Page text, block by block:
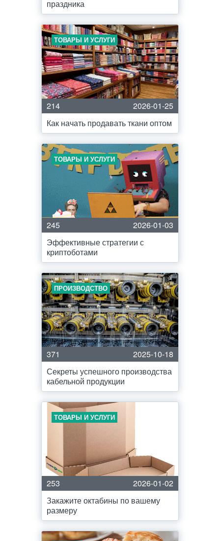
праздника
ТОВАРЫ И УСЛУГИ
214
2026-01-25
Как начать продавать ткани оптом
ТОВАРЫ И УСЛУГИ
245
2026-01-03
Эффективные стратегии с
криптоботами
ПРОИЗВОДСТВО
371
2025-10-18
Секреты успешного производства
кабельной продукции
ТОВАРЫ И УСЛУГИ
253
2026-01-02
Закажите октабины по вашему
размеру